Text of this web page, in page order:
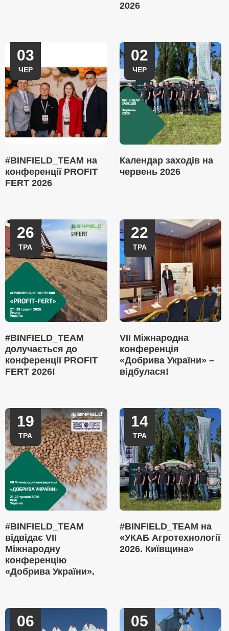
2026
03
ЧЕР
#BINFIELD_TEAM на
конференції PROFIT
FERT 2026
02
ЧЕР
Календар заходів на
червень 2026
26
ТРА
#BINFIELD_TEAM
долучається до
конференції PROFIT
FERT 2026!
22
ТРА
VII Міжнародна
конференція
«Добрива України» –
відбулася!
19
ТРА
#BINFIELD_TEAM
відвідає VII
Міжнародну
конференцію
«Добрива України».
14
ТРА
#BINFIELD_TEAM на
«УКАБ Агротехнології
2026. Київщина»
06 05